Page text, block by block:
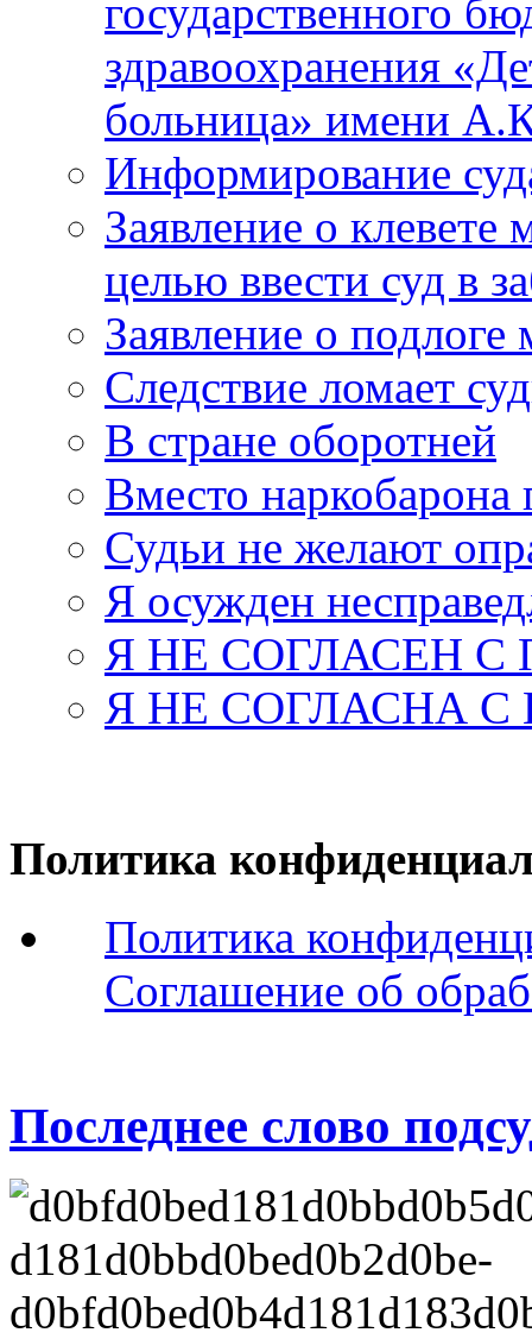
государственного
здравоохранения
больница» имени
Информирование
Заявление о клевете
целью ввести суд в
Заявление о
Следствие ломает
В стране оборотней
Вместо
Судьи не желают
Я осужден
Я НЕ СОГЛАСЕН
Я НЕ СОГЛАСНА
Политика
Политика
Соглашение об
Последнее слово